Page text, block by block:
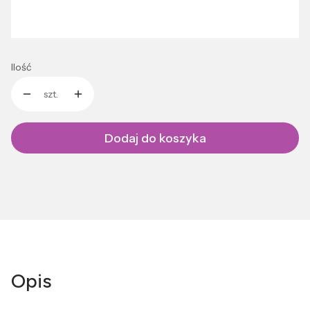
Ilość
szt.
Dodaj do koszyka
Opis